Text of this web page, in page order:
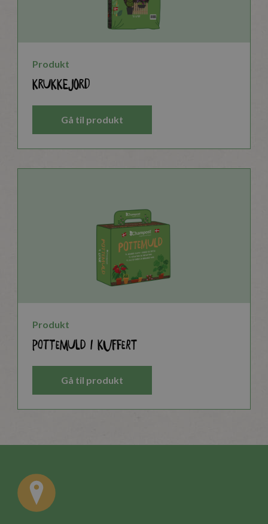
Produkt
Krukkejord
Gå til produkt
Produkt
Pottemuld i kuffert
Gå til produkt